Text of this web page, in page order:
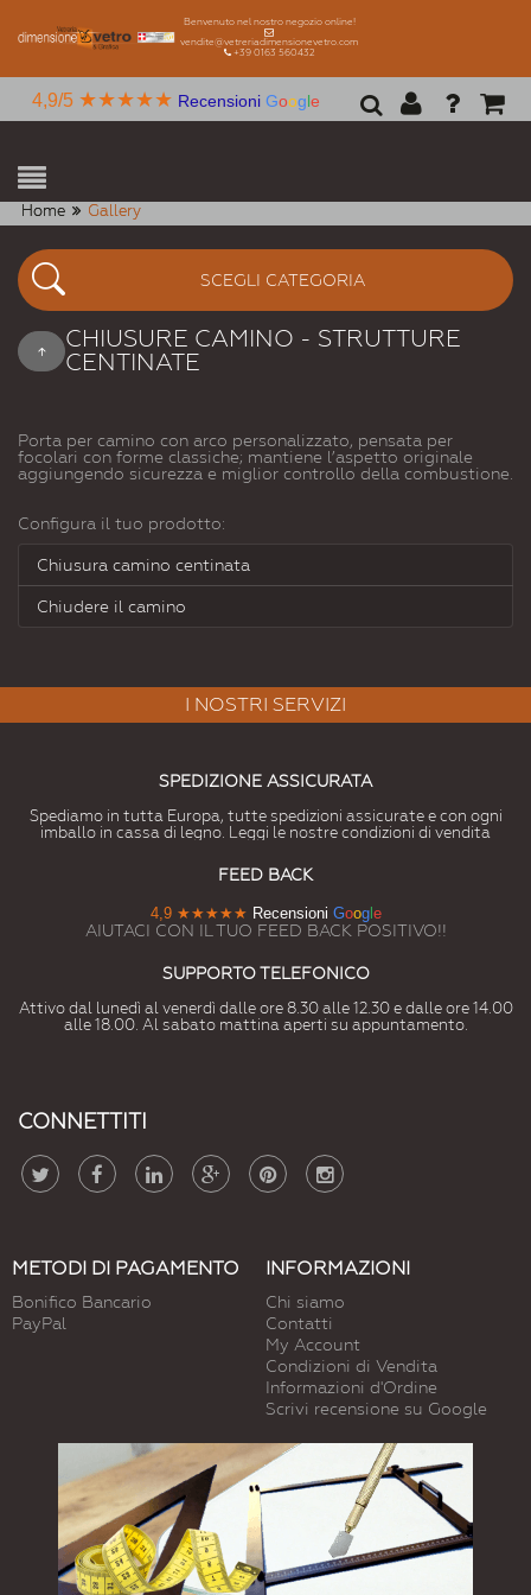
Benvenuto nel nostro negozio online!
vendite@vetreriadimensionevetro.com
+39 0163 560432
4,9/5 ★★★★★ Recensioni Google
Home Gallery
SCEGLI CATEGORIA
CHIUSURE CAMINO - STRUTTURE
CENTINATE
Porta per camino con arco personalizzato, pensata per
focolari con forme classiche; mantiene l’aspetto originale
aggiungendo sicurezza e miglior controllo della combustione.
Configura il tuo prodotto:
Chiusura camino centinata
Chiudere il camino
I NOSTRI SERVIZI
SPEDIZIONE ASSICURATA
Spediamo in tutta Europa, tutte spedizioni assicurate e con ogni
imballo in cassa di legno. Leggi le nostre condizioni di vendita
FEED BACK
4,9 ★★★★★ Recensioni Googl e
AIUTACI CON IL TUO FEED BACK POSITIVO!!
SUPPORTO TELEFONICO
Attivo dal lunedì al venerdì dalle ore 8.30 alle 12.30 e dalle ore 14.00
alle 18.00. Al sabato mattina aperti su appuntamento.
CONNETTITI
METODI DI PAGAMENTO
Bonifico Bancario
PayPal
INFORMAZIONI
Chi siamo
Contatti
My Account
Condizioni di Vendita
Informazioni d'Ordine
Scrivi recensione su Google